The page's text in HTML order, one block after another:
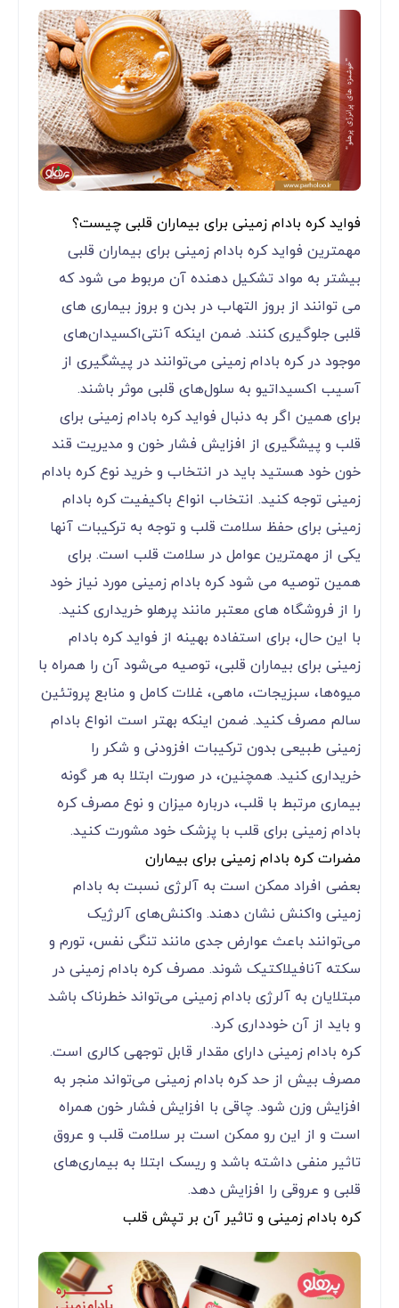
فواید کره بادام زمینی برای بیماران قلبی چیست؟
مهمترین فواید کره بادام زمینی برای بیماران قلبی
بیشتر به مواد تشکیل دهنده آن مربوط می شود که
می توانند از بروز التهاب در بدن و بروز بیماری های
قلبی جلوگیری کنند. ضمن اینکه آنتی‌اکسیدان‌های
موجود در کره بادام زمینی می‌توانند در پیشگیری از
آسیب اکسیداتیو به سلول‌های قلبی موثر باشند.
برای همین اگر به دنبال فواید کره بادام زمینی برای
قلب و پیشگیری از افزایش فشار خون و مدیریت قند
خون خود هستید باید در انتخاب و خرید نوع کره بادام
زمینی توجه کنید. انتخاب انواع باکیفیت کره بادام
زمینی برای حفظ سلامت قلب و توجه به ترکیبات آنها
یکی از مهمترین عوامل در سلامت قلب است. برای
همین توصیه می شود کره بادام زمینی مورد نیاز خود
را از فروشگاه های معتبر مانند پرهلو خریداری کنید.
با این حال، برای استفاده بهینه از فواید کره بادام
زمینی برای بیماران قلبی، توصیه می‌شود آن را همراه با
میوه‌ها، سبزیجات، ماهی، غلات کامل و منابع پروتئین
سالم مصرف کنید. ضمن اینکه بهتر است انواع بادام
زمینی طبیعی بدون ترکیبات افزودنی و شکر را
خریداری کنید. همچنین، در صورت ابتلا به هر گونه
بیماری مرتبط با قلب، درباره میزان و نوع مصرف کره
بادام زمینی برای قلب با پزشک خود مشورت کنید.
مضرات کره بادام زمینی برای بیماران
بعضی افراد ممکن است به آلرژی نسبت به بادام
زمینی واکنش نشان دهند. واکنش‌های آلرژیک
می‌توانند باعث عوارض جدی مانند تنگی نفس، تورم و
سکته آنافیلاکتیک شوند. مصرف کره بادام زمینی در
مبتلایان به آلرژی بادام زمینی می‌تواند خطرناک باشد
و باید از آن خودداری کرد.
کره بادام زمینی دارای مقدار قابل توجهی کالری است.
مصرف بیش از حد کره بادام زمینی می‌تواند منجر به
افزایش وزن شود. چاقی با افزایش فشار خون همراه
است و از این رو ممکن است بر سلامت قلب و عروق
تاثیر منفی داشته باشد و ریسک ابتلا به بیماری‌های
قلبی و عروقی را افزایش دهد.
کره بادام زمینی و تاثیر آن بر تپش قلب